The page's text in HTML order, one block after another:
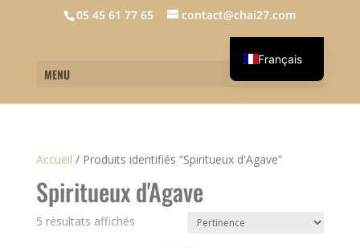
05 45 61 77 65 contact@chai27.com
MENU
Accueil / Produits identifiés “Spiritueux d'Agave”
Spiritueux d'Agave
5 résultats affichés
Français
English